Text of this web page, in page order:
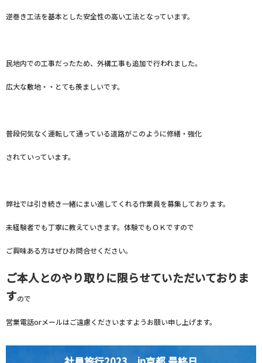
逆巻き工法を基本とした安全性の高い工法となっています。
民地内での工事だったため、外構工事も追加で行われました。
広大な敷地・・とても羨ましいです。
普段何気なく運転して通っている道路がこのように修繕・強化
されていっています。
弊社では引き続き一緒にまい進してくれる作業員を募集しております。
未経験者でも丁寧に教えていきます。体験でもＯＫですので
ご興味ある方はぜひお問合せください。
ご本人とのやり取りに限らせていただいておりま
すので
営業電話orメールはご遠慮くださいますようお願い申し上げます。